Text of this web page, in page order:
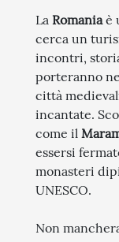
La Romaniaè
cerca un
incontri,
porteranno
città
incantate.
come il
essersi
monasteri
UNESCO.
Non